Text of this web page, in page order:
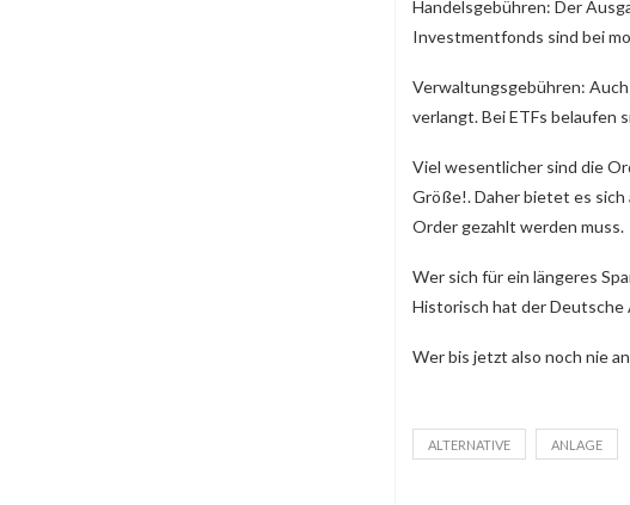
Handelsgebühren: Der
Investmentfonds sind bei
Verwaltungsgebühren:
verlangt. Bei ETFs belaufen
Viel wesentlicher sind die
Größe!. Daher bietet es sich
Order gezahlt werden muss.
Wer sich für ein längeres
Historisch hat der Deutsche
Wer bis jetzt also noch nie
ALTERNATIVE ANLAGE